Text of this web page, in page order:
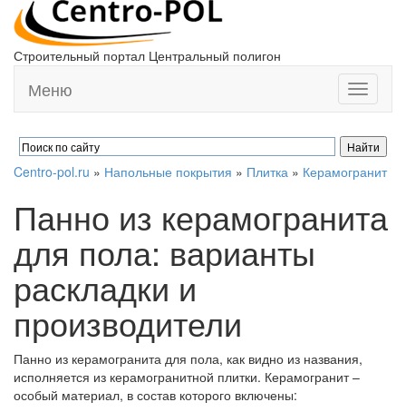
Строительный портал Центральный полигон
Toggle
Меню
Centro-pol.ru » Напольные покрытия » Плитка » Керамогранит
Панно из керамогранита
для пола: варианты
раскладки и
производители
Панно из керамогранита для пола, как видно из названия,
исполняется из керамогранитной плитки. Керамогранит –
особый материал, в состав которого включены: